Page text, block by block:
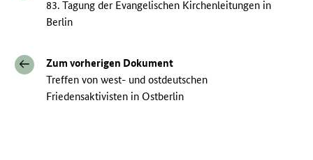
83. Tagung der Evangelischen Kirchenleitungen in
Berlin
Zum vorherigen Dokument
Treffen von west- und ostdeutschen
Friedensaktivisten in Ostberlin